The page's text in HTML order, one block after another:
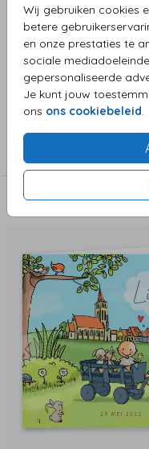
Wij gebruiken cookies
betere
en onze prestaties te
sociale
gepersonaliseerde
Je kunt jouw
ons ons cookiebeleid.
Omschrijving
Geboortekaartje
mooie groene tinten.